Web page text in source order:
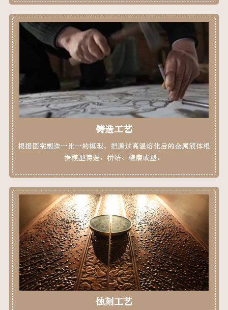
铸造工艺
根据图案塑造一比一的模型，把通过高温熔化后的金属液体根
据模型铸造、拼结、精磨成型。
蚀刻工艺